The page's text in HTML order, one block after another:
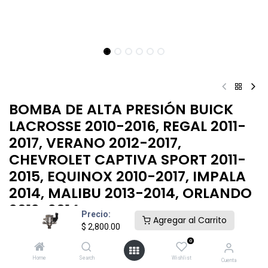
Precio:
$ 2,800.00
Agregar al Carrito
Home Search
0
Wishlist Cuenta
BOMBA DE ALTA PRESIÓN BUICK
LACROSSE 2010-2016, REGAL 2011-
2017, VERANO 2012-2017,
CHEVROLET CAPTIVA SPORT 2011-
2015, EQUINOX 2010-2017, IMPALA
2014, MALIBU 2013-2014, ORLANDO
2012-2014